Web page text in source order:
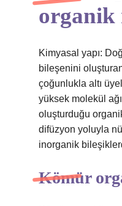
organik
Kimyasal yapı:
bileşenini
çoğunlukla altı
yüksek molekül
oluşturduğu
difüzyon yoluyla
inorganik
Kömür